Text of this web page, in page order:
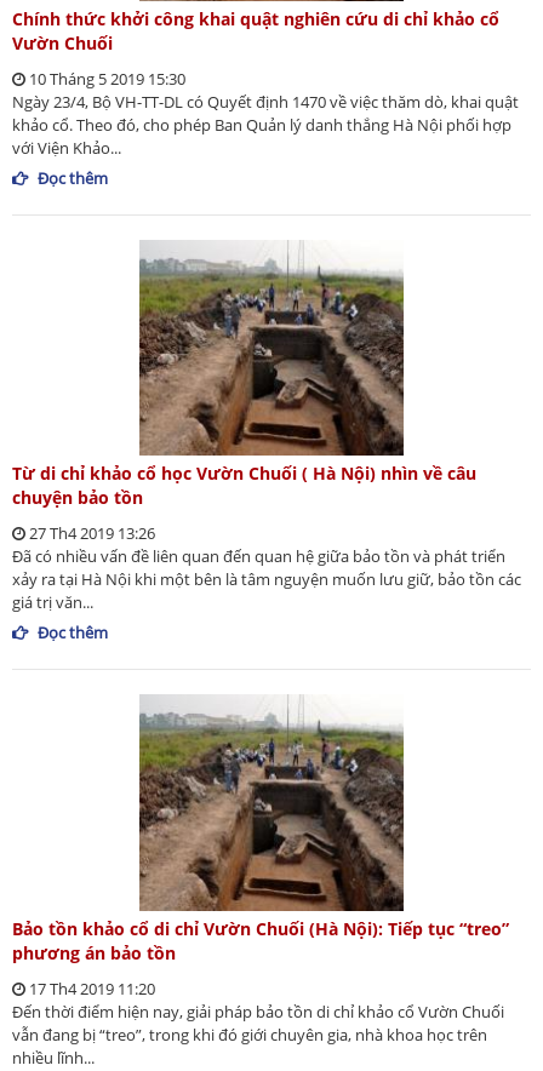
Chính thức khởi công khai quật nghiên cứu di chỉ khảo cổ
Vườn Chuối
10 Tháng 5 2019 15:30
Ngày 23/4, Bộ VH-TT-DL có Quyết định 1470 về việc thăm dò, khai quật
khảo cổ. Theo đó, cho phép Ban Quản lý danh thắng Hà Nội phối hợp
với Viện Khảo...
Đọc thêm
Từ di chỉ khảo cổ học Vườn Chuối ( Hà Nội) nhìn về câu
chuyện bảo tồn
27 Th4 2019 13:26
Đã có nhiều vấn đề liên quan đến quan hệ giữa bảo tồn và phát triển
xảy ra tại Hà Nội khi một bên là tâm nguyện muốn lưu giữ, bảo tồn các
giá trị văn...
Đọc thêm
Bảo tồn khảo cổ di chỉ Vườn Chuối (Hà Nội): Tiếp tục “treo”
phương án bảo tồn
17 Th4 2019 11:20
Đến thời điểm hiện nay, giải pháp bảo tồn di chỉ khảo cổ Vườn Chuối
vẫn đang bị “treo”, trong khi đó giới chuyên gia, nhà khoa học trên
nhiều lĩnh...